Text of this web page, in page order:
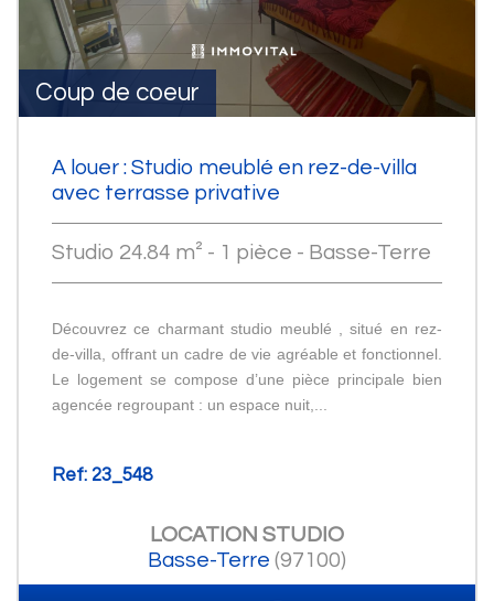
Coup de coeur
A louer : Studio meublé en rez-de-villa
avec terrasse privative
Studio 24.84 m² - 1 pièce - Basse-Terre
Découvrez ce charmant studio meublé , situé en rez-
de-villa, offrant un cadre de vie agréable et fonctionnel.
Le logement se compose d’une pièce principale bien
agencée regroupant : un espace nuit,...
Ref: 23_548
LOCATION STUDIO
Basse-Terre (97100)